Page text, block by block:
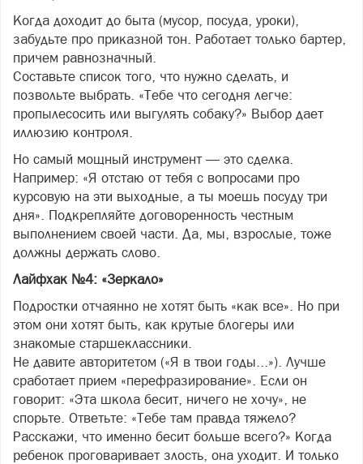
Когда доходит до быта (мусор, посуда, уроки),
забудьте про приказной тон. Работает только бартер,
причем равнозначный.
Составьте список того, что нужно сделать, и
позвольте выбрать. «Тебе что сегодня легче:
пропылесосить или выгулять собаку?» Выбор дает
иллюзию контроля.
Но самый мощный инструмент — это сделка.
Например: «Я отстаю от тебя с вопросами про
курсовую на эти выходные, а ты моешь посуду три
дня». Подкрепляйте договоренность честным
выполнением своей части. Да, мы, взрослые, тоже
должны держать слово.
Лайфхак №4: «Зеркало»
Подростки отчаянно не хотят быть «как все». Но при
этом они хотят быть, как крутые блогеры или
знакомые старшеклассники.
Не давите авторитетом («Я в твои годы...»). Лучше
сработает прием «перефразирование». Если он
говорит: «Эта школа бесит, ничего не хочу», не
спорьте. Ответьте: «Тебе там правда тяжело?
Расскажи, что именно бесит больше всего?» Когда
ребенок проговаривает злость, она уходит. И только